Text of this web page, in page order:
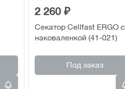
2 260 ₽
Секатор Cellfast ERGO с
наковаленкой (41-021)
Под заказ